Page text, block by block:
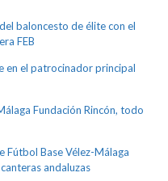
baloncesto de élite con el
FEB
en el patrocinador principal
Fundación Rincón, todo
Fútbol Base Vélez-Málaga
andaluzas